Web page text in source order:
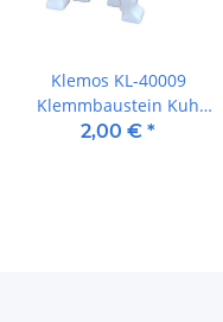
Klemos KL-40009
Klemmbaustein Kuh
weiß
2,00 € *